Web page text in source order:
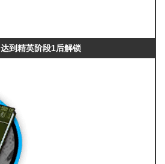
达到精英阶段1后解锁